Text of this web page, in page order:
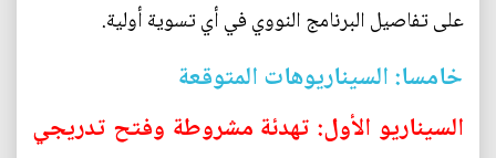
على تفاصيل البرنامج النووي في أي تسوية أولية.
خامسا: السيناريوهات المتوقعة
السيناريو الأول: تهدئة مشروطة وفتح تدريجي